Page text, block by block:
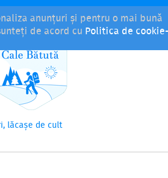
anunțuri și pentru o mai bună
de acord cu Politica de
lăcașe de cult